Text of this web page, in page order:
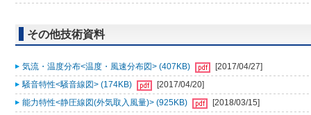
その他技術資料
気流・温度分布<温度・風速分布図> (407KB)
[2017/04/27]
騒音特性<騒音線図> (174KB)
[2017/04/20]
能力特性<静圧線図(外気取入風量)> (925KB)
[2018/03/15]